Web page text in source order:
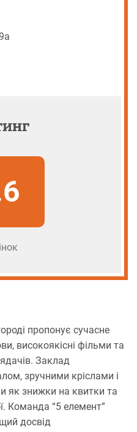
пропонує сучасне
високоякісні фільми та
Заклад
зручними кріслами і
як знижки на квитки та
Команда “5 елемент”
досвід